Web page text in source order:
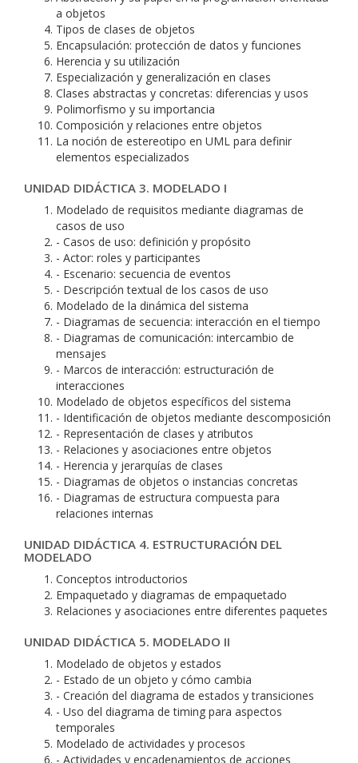
a objetos
Tipos de clases de objetos
Encapsulación: protección de datos y funciones
Herencia y su utilización
Especialización y generalización en clases
Clases abstractas y concretas: diferencias y usos
Polimorfismo y su importancia
Composición y relaciones entre objetos
La noción de estereotipo en UML para definir
elementos especializados
UNIDAD DIDÁCTICA 3. MODELADO I
Modelado de requisitos mediante diagramas de
casos de uso
- Casos de uso: definición y propósito
- Actor: roles y participantes
- Escenario: secuencia de eventos
- Descripción textual de los casos de uso
Modelado de la dinámica del sistema
- Diagramas de secuencia: interacción en el tiempo
- Diagramas de comunicación: intercambio de
mensajes
- Marcos de interacción: estructuración de
interacciones
Modelado de objetos específicos del sistema
- Identificación de objetos mediante descomposición
- Representación de clases y atributos
- Relaciones y asociaciones entre objetos
- Herencia y jerarquías de clases
- Diagramas de objetos o instancias concretas
- Diagramas de estructura compuesta para
relaciones internas
UNIDAD DIDÁCTICA 4. ESTRUCTURACIÓN DEL
MODELADO
Conceptos introductorios
Empaquetado y diagramas de empaquetado
Relaciones y asociaciones entre diferentes paquetes
UNIDAD DIDÁCTICA 5. MODELADO II
Modelado de objetos y estados
- Estado de un objeto y cómo cambia
- Creación del diagrama de estados y transiciones
- Uso del diagrama de timing para aspectos
temporales
Modelado de actividades y procesos
- Actividades y encadenamientos de acciones